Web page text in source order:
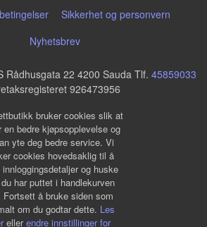
Sikkerhet og personvern
Nyhetsbrev
Rådhusgata 22 4200 Sauda Tlf. 45859033
926473956
bruker cookies slik at
en bedre kjøpsopplevelse og
yte deg bedre service. Vi
cookies hovedsaklig til å
innloggingsdetaljer og huske
har puttet i handlekurven
Fortsett å bruke siden som
om du godtar dette. Les
ellerendre innstillinger for